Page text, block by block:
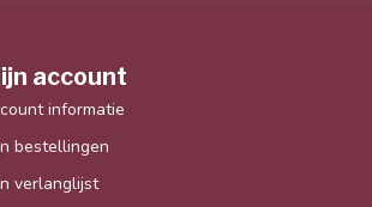
account
informatie
bestellingen
verlanglijst